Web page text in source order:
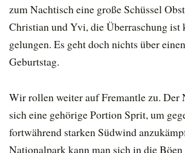
zum Nachtisch eine große Schüssel
Christian und Yvi, die Überraschung ist
gelungen. Es geht doch nichts über
Geburtstag.
Wir rollen weiter auf Fremantle zu. Der
sich eine gehörige Portion Sprit, um
fortwährend starken Südwind
Nationalpark kann man sich in die